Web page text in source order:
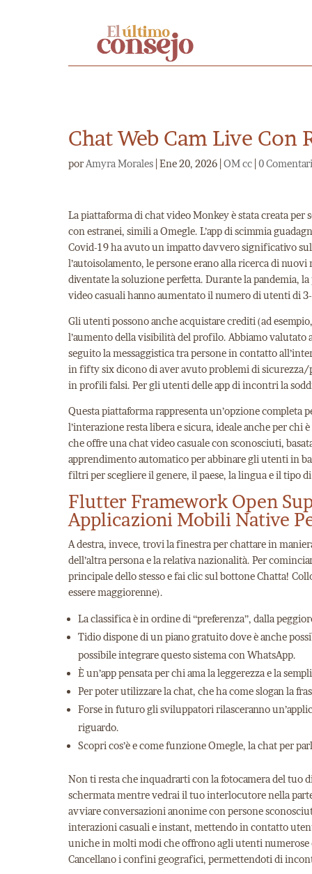
Chat Web Cam Live Con
por Amyra Morales Ene 20, 2026 OM cc 0
La piattaforma di chat video Monkey è stata creata
con estranei, simili a Omegle. L’app di scimmia
Covid-19 ha avuto un impatto davvero significativo
l’autoisolamento, le persone erano alla ricerca di
diventate la soluzione perfetta. Durante la pandemia,
video casuali hanno aumentato il numero di utenti di
Gli utenti possono anche acquistare crediti (ad
l’aumento della visibilità del profilo. Abbiamo
seguito la messaggistica tra persone in contatto
in fifty six dicono di aver avuto problemi di sicurezza/
in profili falsi. Per gli utenti delle app di incontri la
Questa piattaforma rappresenta un’opzione completa
l’interazione resta libera e sicura, ideale anche per
che offre una chat video casuale con sconosciuti,
apprendimento automatico per abbinare gli utenti in
filtri per scegliere il genere, il paese, la lingua e il tipo
Flutter Framework Open
Applicazioni Mobili Native
A destra, invece, trovi la finestra per chattare in
dell’altra persona e la relativa nazionalità. Per
principale dello stesso e fai clic sul bottone Chatta!
essere maggiorenne).
La classifica è in ordine di “preferenza”, dalla
Tidio dispone di un piano gratuito dove è anche
possibile integrare questo sistema con WhatsApp.
È un’app pensata per chi ama la leggerezza e la
Per poter utilizzare la chat, che ha come slogan la
Forse in futuro gli sviluppatori rilasceranno
riguardo.
Scopri cos’è e come funzione Omegle, la chat per
Non ti resta che inquadrarti con la fotocamera del tuo
schermata mentre vedrai il tuo interlocutore nella
avviare conversazioni anonime con persone
interazioni casuali e instant, mettendo in contatto
uniche in molti modi che offrono agli utenti
Cancellano i confini geografici, permettendoti di